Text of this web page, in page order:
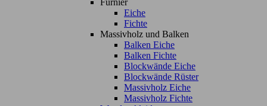
Furnier
Eiche
Fichte
Massivholz und Balken
Balken Eiche
Balken Fichte
Blockwände Eiche
Blockwände Rüster
Massivholz Eiche
Massivholz Fichte